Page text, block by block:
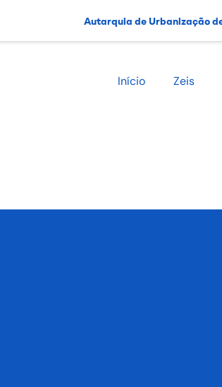
Autarquia de Urbanização
Início Zeis